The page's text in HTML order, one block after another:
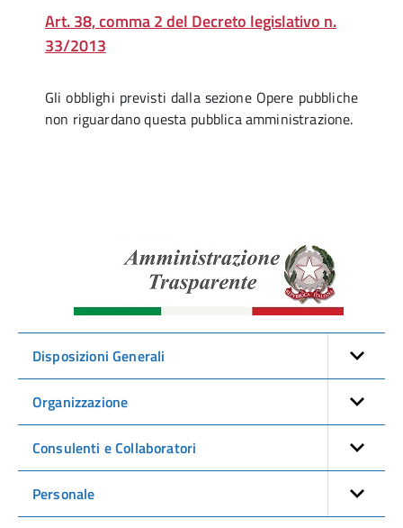
Art. 38, comma 2 del Decreto legislativo n.
33/2013
Gli obblighi previsti dalla sezione Opere pubbliche
non riguardano questa pubblica amministrazione.
Disposizioni Generali
Organizzazione
Consulenti e Collaboratori
Personale